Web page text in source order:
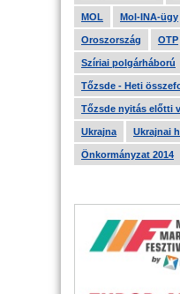
MOL Mol-INA-ügy
Oroszország OTP
Szíriai polgárháború
Tőzsde - Heti
Tőzsde nyitás előtti
Ukrajna Ukrajnai
Önkormányzat 2014